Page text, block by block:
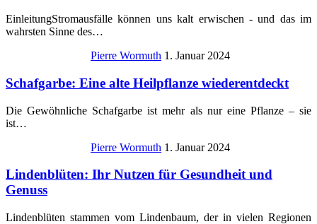
EinleitungStromausfälle können uns kalt erwischen - und das im
wahrsten Sinne des…
Pierre Wormuth 1. Januar 2024
Schafgarbe: Eine alte Heilpflanze wiederentdeckt
Die Gewöhnliche Schafgarbe ist mehr als nur eine Pflanze – sie
ist…
Pierre Wormuth 1. Januar 2024
Lindenblüten: Ihr Nutzen für Gesundheit und
Genuss
Lindenblüten stammen vom Lindenbaum, der in vielen Regionen